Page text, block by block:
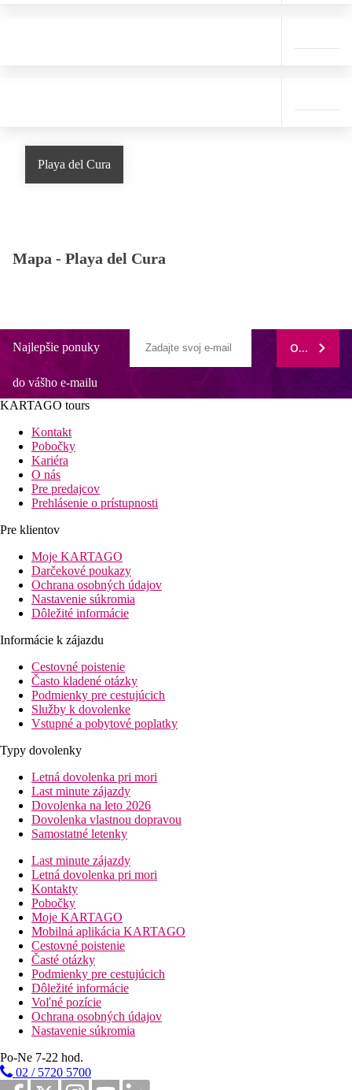
Playa del Cura
Mapa - Playa del Cura
Najlepšie ponuky
do vášho e-mailu
ODOBERAŤ
KARTAGO tours
Kontakt
Pobočky
Kariéra
O nás
Pre predajcov
Prehlásenie o prístupnosti
Pre klientov
Moje KARTAGO
Darčekové poukazy
Ochrana osobných údajov
Nastavenie súkromia
Dôležité informácie
Informácie k zájazdu
Cestovné poistenie
Často kladené otázky
Podmienky pre cestujúcich
Služby k dovolenke
Vstupné a pobytové poplatky
Typy dovolenky
Letná dovolenka pri mori
Last minute zájazdy
Dovolenka na leto 2026
Dovolenka vlastnou dopravou
Samostatné letenky
Last minute zájazdy
Letná dovolenka pri mori
Kontakty
Pobočky
Moje KARTAGO
Mobilná aplikácia KARTAGO
Cestovné poistenie
Časté otázky
Podmienky pre cestujúcich
Dôležité informácie
Voľné pozície
Ochrana osobných údajov
Nastavenie súkromia
Po-Ne 7-22 hod.
02 / 5720 5700